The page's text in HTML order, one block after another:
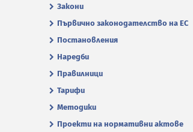
Закони
Първично законодателство на ЕС
Постановления
Наредби
Правилници
Тарифи
Методики
Проекти на нормативни актове